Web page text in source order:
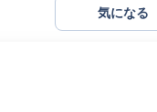
気になる